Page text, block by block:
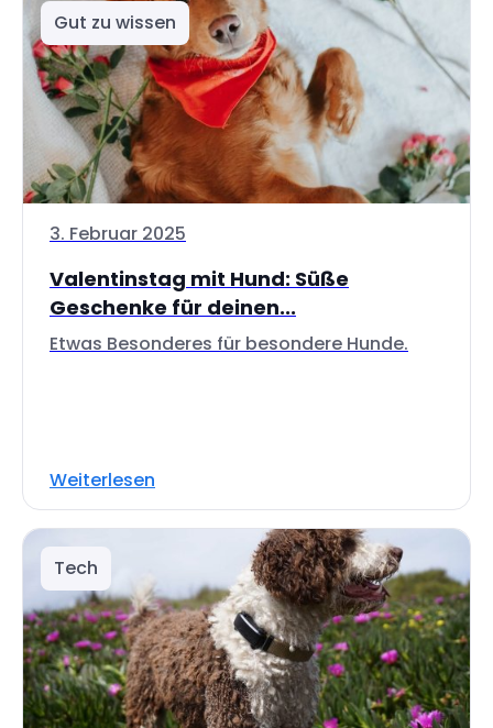
Gut zu wissen
3. Februar 2025
Valentinstag mit Hund: Süße
Geschenke für deinen...
Etwas Besonderes für besondere Hunde.
Weiterlesen
Tech